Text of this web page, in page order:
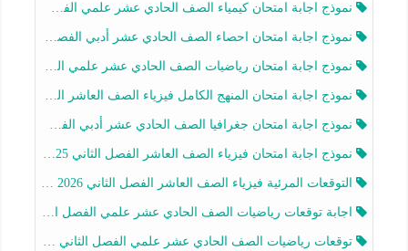
نموذج اجابة امتحان كيمياء الصف الحادي عشر علمي الفصل الثاني 2025-2026
نموذج اجابة امتحان احصاء الصف الحادي عشر أدبي الفصل الثاني 2025-2026
نموذج اجابة امتحان رياضيات الصف الحادي عشر علمي الفصل الثاني 2025-2026
نموذج اجابة امتحان المنهج الكامل فيزياء الصف العاشر الفصل الثاني 2025-2026
نموذج اجابة امتحان جغرافيا الصف الحادي عشر أدبي الفصل الثاني 2025-2026
نموذج اجابة امتحان فيزياء الصف العاشر الفصل الثاني 2025-2026
التوقعات المرئية فيزياء الصف العاشر الفصل الثاني 2026 أ هيثم الليثي
اجابة توقعات رياضيات الصف الحادي عشر علمي الفصل الثاني 2025-2026 أ عمرو فايز
توقعات رياضيات الصف الحادي عشر علمي الفصل الثاني 2025-2026 أ عمرو فايز